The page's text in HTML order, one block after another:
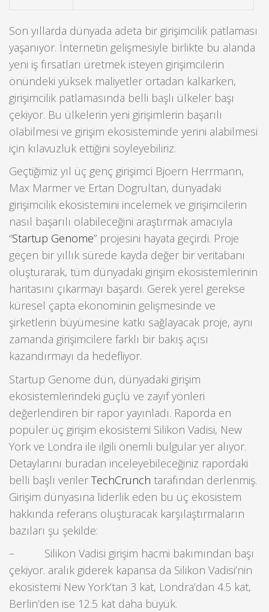
Son yıllarda dünyada adeta bir girişimcilik patlaması
yaşanıyor. İnternetin gelişmesiyle birlikte bu alanda
yeni iş fırsatları üretmek isteyen girişimcilerin
önündeki yüksek maliyetler ortadan kalkarken,
girişimcilik patlamasında belli başlı ülkeler başı
çekiyor. Bu ülkelerin yeni girişimlerin başarılı
olabilmesi ve girişim ekosisteminde yerini alabilmesi
için kılavuzluk ettiğini söyleyebiliriz.
Geçtiğimiz yıl üç genç girişimci Bjoern Herrmann,
Max Marmer ve Ertan Dogrultan, dünyadaki
girişimcilik ekosistemini incelemek ve girişimcilerin
nasıl başarılı olabileceğini araştırmak amacıyla
“Startup Genome” projesini hayata geçirdi. Proje
geçen bir yıllık sürede kayda değer bir veritabanı
oluşturarak, tüm dünyadaki girişim ekosistemlerinin
haritasını çıkarmayı başardı. Gerek yerel gerekse
küresel çapta ekonominin gelişmesinde ve
şirketlerin büyümesine katkı sağlayacak proje, aynı
zamanda girişimcilere farklı bir bakış açısı
kazandırmayı da hedefliyor.
Startup Genome dün, dünyadaki girişim
ekosistemlerindeki güçlü ve zayıf yönleri
değerlendiren bir rapor yayınladı. Raporda en
popüler üç girişim ekosistemi Silikon Vadisi, New
York ve Londra ile ilgili önemli bulgular yer alıyor.
Detaylarını buradan inceleyebileceğiniz rapordaki
belli başlı veriler TechCrunch tarafından derlenmiş.
Girişim dünyasına liderlik eden bu üç ekosistem
hakkında referans oluşturacak karşılaştırmaların
bazıları şu şekilde:
– Silikon Vadisi girişim hacmi bakımından başı
çekiyor. aralık giderek kapansa da Silikon Vadisi’nin
ekosistemi New York’tan 3 kat, Londra’dan 4.5 kat,
Berlin’den ise 12.5 kat daha büyük.